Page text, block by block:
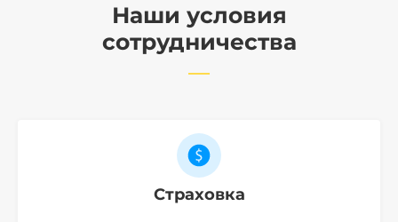
Наши условия
сотрудничества
Страховка